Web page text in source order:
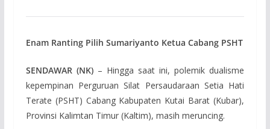
Enam Ranting Pilih Sumariyanto Ketua Cabang PSHT
SENDAWAR (NK)– Hingga saat ini, polemik dualisme
kepempinan Perguruan Silat Persaudaraan Setia Hati
Terate (PSHT) Cabang Kabupaten Kutai Barat (Kubar),
Provinsi Kalimtan Timur (Kaltim), masih meruncing.